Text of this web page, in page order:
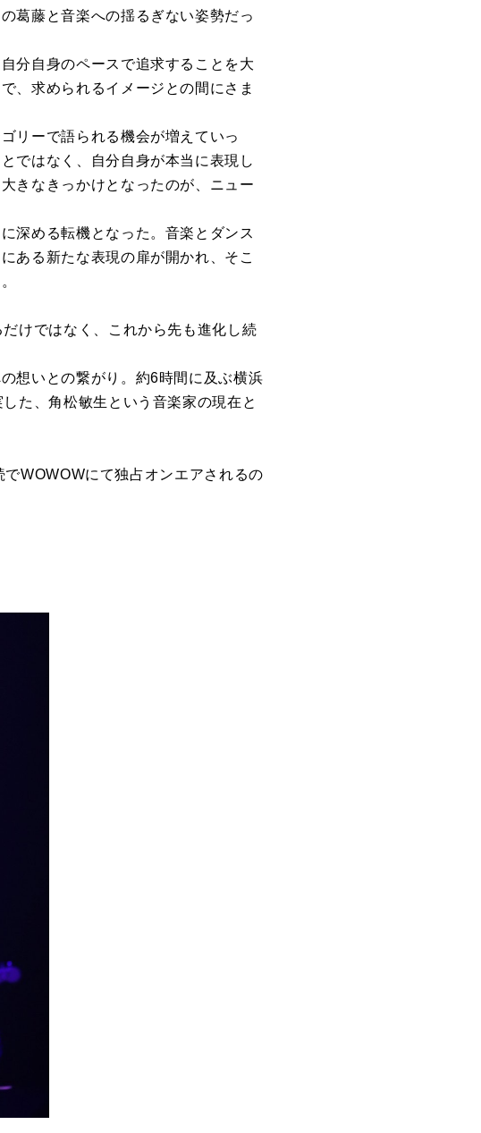
葛藤と音楽への揺るぎない姿勢だっ
分自身のペースで追求することを大
、求められるイメージとの間にさま
リーで語られる機会が増えていっ
ではなく、自分自身が本当に表現し
きなきっかけとなったのが、ニュー
深める転機となった。音楽とダンス
ある新たな表現の扉が開かれ、そこ
けではなく、これから先も進化し続
想いとの繋がり。約6時間に及ぶ横浜
た、角松敏生という音楽家の現在と
WOWOWにて独占オンエアされるの